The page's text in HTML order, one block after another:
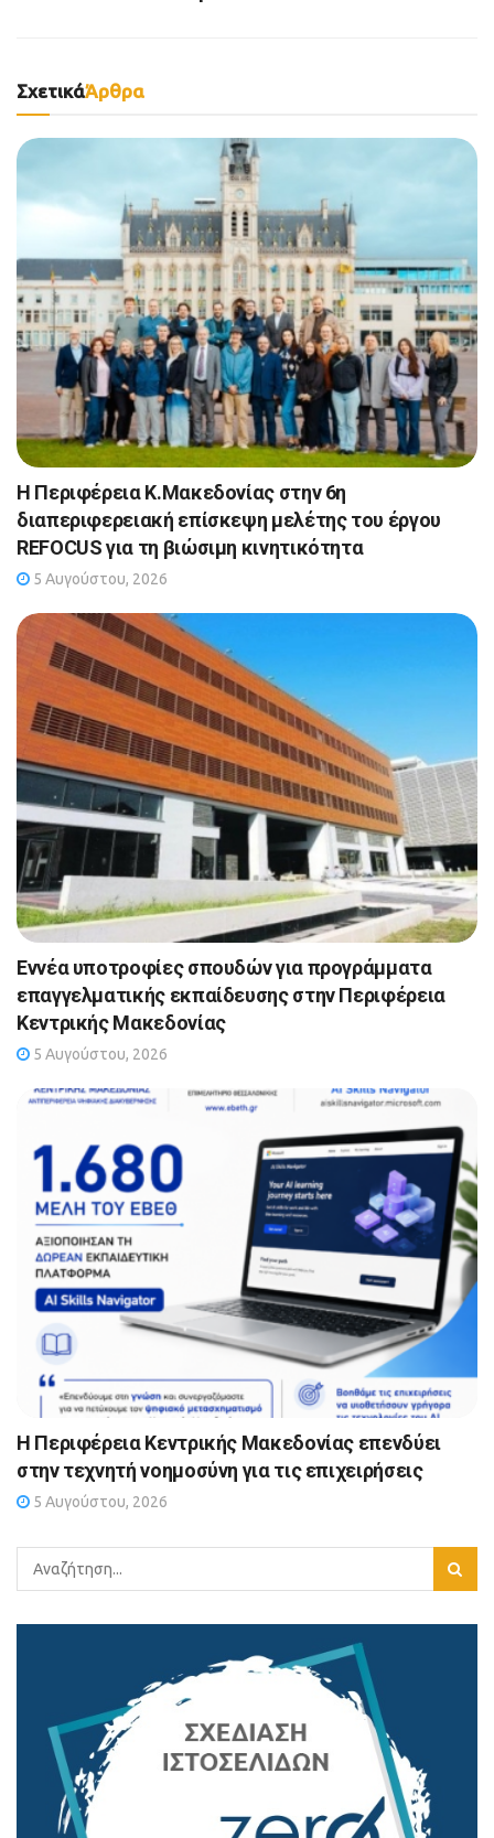
ΣχετικάΆρθρα
Η Περιφέρεια Κ.Μακεδονίας στην 6η
διαπεριφερειακή επίσκεψη μελέτης του έργου
REFOCUS για τη βιώσιμη κινητικότητα
5 Αυγούστου, 2026
Εννέα υποτροφίες σπουδών για προγράμματα
επαγγελματικής εκπαίδευσης στην Περιφέρεια
Κεντρικής Μακεδονίας
5 Αυγούστου, 2026
Η Περιφέρεια Κεντρικής Μακεδονίας επενδύει
στην τεχνητή νοημοσύνη για τις επιχειρήσεις
5 Αυγούστου, 2026